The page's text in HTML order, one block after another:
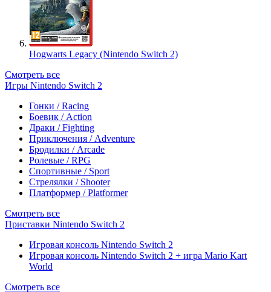
Hogwarts Legacy (Nintendo Switch 2)
Смотреть все
Игры Nintendo Switch 2
Гонки / Racing
Боевик / Action
Драки / Fighting
Приключения / Adventure
Бродилки / Arcade
Ролевые / RPG
Спортивные / Sport
Стрелялки / Shooter
Платформер / Platformer
Смотреть все
Приставки Nintendo Switch 2
Игровая консоль Nintendo Switch 2
Игровая консоль Nintendo Switch 2 + игра Mario Kart
World
Смотреть все